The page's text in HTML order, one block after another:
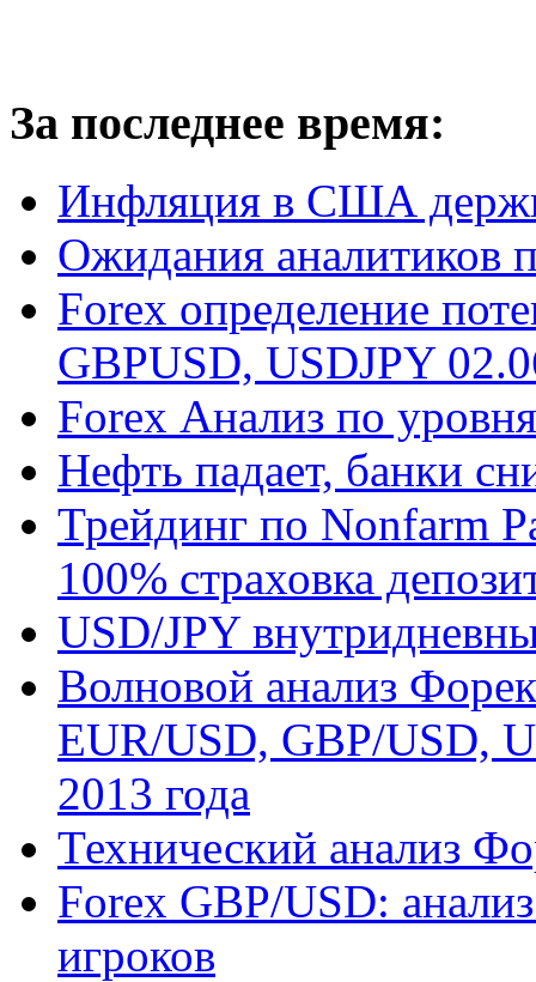
За последнее время:
Инфляция в США
Ожидания аналитиков
Forex определение
GBPUSD, USDJPY
Forex Анализ по
Нефть падает, банки
Трейдинг по Nonfarm
100% страховка
USD/JPY
Волновой анализ
EUR/USD, GBP/USD,
2013 года
Технический анализ
Forex GBP/USD:
игроков